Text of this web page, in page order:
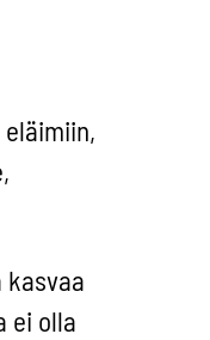
ei olla